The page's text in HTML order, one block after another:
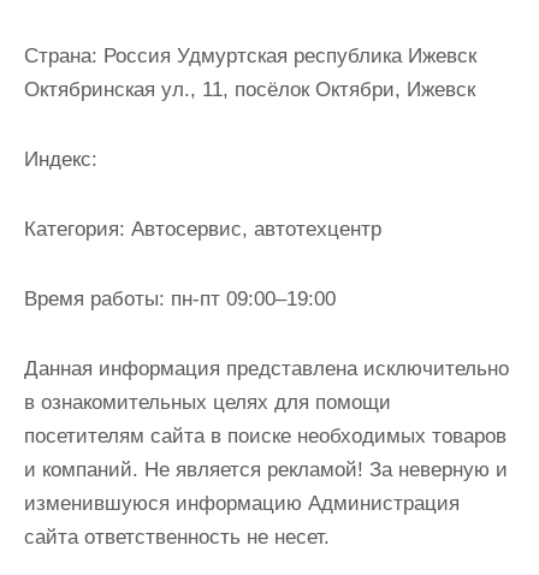
Страна: Россия Удмуртская республика Ижевск
Октябринская ул., 11, посёлок Октябри, Ижевск
Индекс:
Категория: Автосервис, автотехцентр
Время работы: пн-пт 09:00–19:00
Данная информация представлена исключительно
в ознакомительных целях для помощи
посетителям сайта в поиске необходимых товаров
и компаний. Не является рекламой! За неверную и
изменившуюся информацию Администрация
сайта ответственность не несет.